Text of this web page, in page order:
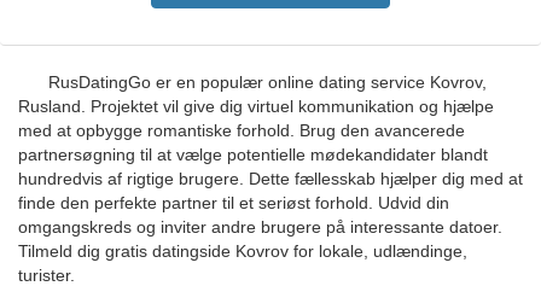
RusDatingGo er en populær online dating service Kovrov,
Rusland. Projektet vil give dig virtuel kommunikation og hjælpe
med at opbygge romantiske forhold. Brug den avancerede
partnersøgning til at vælge potentielle mødekandidater blandt
hundredvis af rigtige brugere. Dette fællesskab hjælper dig med at
finde den perfekte partner til et seriøst forhold. Udvid din
omgangskreds og inviter andre brugere på interessante datoer.
Tilmeld dig gratis datingside Kovrov for lokale, udlændinge,
turister.